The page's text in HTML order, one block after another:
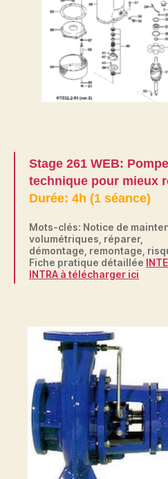
Stage 261 WEB:
technique pour mieux
Durée: 4h (1 séance)
Mots-clés: Notice de
volumétriques, réparer,
démontage, remontage,
Fiche pratique détaillée
INTRA à télécharger ici